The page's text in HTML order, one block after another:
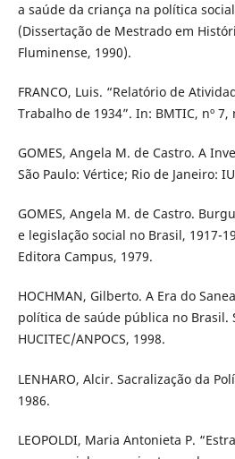
a saúde da criança na política
(Dissertação de Mestrado em
Fluminense, 1990).
FRANCO, Luis. “Relatório de
Trabalho de 1934”. In: BMTIC, nº 7,
GOMES, Angela M. de Castro. A
São Paulo: Vértice; Rio de Janeiro:
GOMES, Angela M. de Castro.
e legislação social no Brasil, 1917-
Editora Campus, 1979.
HOCHMAN, Gilberto. A Era do
política de saúde pública no Brasil.
HUCITEC/ANPOCS, 1998.
LENHARO, Alcir. Sacralização da
1986.
LEOPOLDI, Maria Antonieta P.